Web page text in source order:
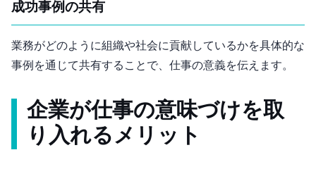
成功事例の共有
業務がどのように組織や社会に貢献しているかを具体的な
事例を通じて共有することで、仕事の意義を伝えます。
企業が仕事の意味づけを取
り入れるメリット